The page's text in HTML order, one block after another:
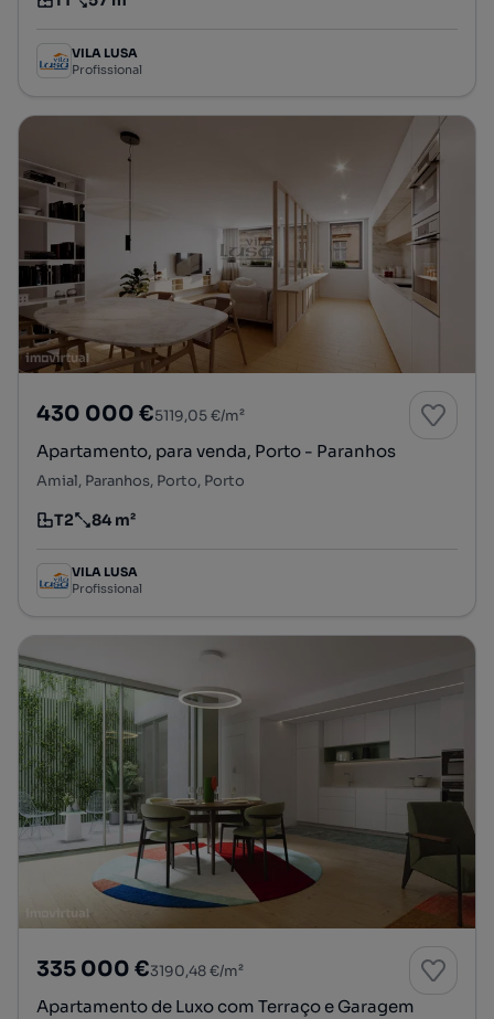
Tipologia
Preço por metro quadrado
VILA LUSA
Profissional
430 000 €5119,05 €/m²
Apartamento, para venda, Porto - Paranhos
Amial, Paranhos, Porto, Porto
Tipologia
T2
Preço por metro quadrado
84 m²
VILA LUSA
Profissional
335 000 €3190,48 €/m²
Apartamento de Luxo com Terraço e Garagem